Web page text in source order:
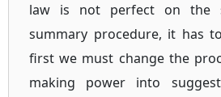
law is not perfect on the
summary procedure, it has
first we must change the
making power into